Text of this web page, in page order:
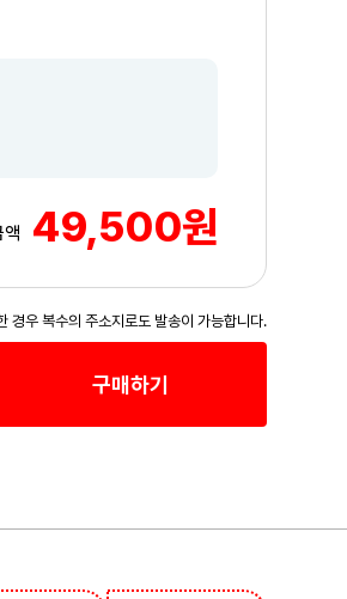
3/3
액 49,500원
경우 복수의 주소지로도 발송이 가능합니다.
구매하기